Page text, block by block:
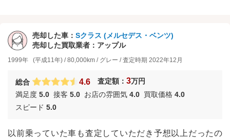
売却した車： Sクラス (メルセデス・ベンツ)
売却した買取業者： アップル
1999年 (平成11年) / 80,000km / グレー /査定時期 2022年12月
総合 4.6 査定額： 3万円
満足度 5.0 接客 5.0 お店の雰囲気 4.0 買取価格 4.0
スピード 5.0
以前乗っていた車も査定していただき予想以上だったの